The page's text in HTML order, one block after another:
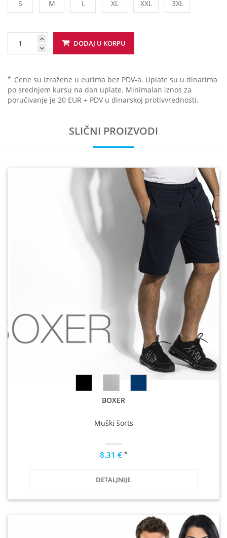
S M L XL XXL 3XL
DODAJ U KORPU
* Cene su izražene u eurima bez PDV-a. Uplate su u dinarima
po srednjem kursu na dan uplate. Minimalan iznos za
poručivanje je 20 EUR + PDV u dinarskoj protivvrednosti.
SLIČNI PROIZVODI
BOXER
Muški šorts
8.31 € *
DETALJNIJE